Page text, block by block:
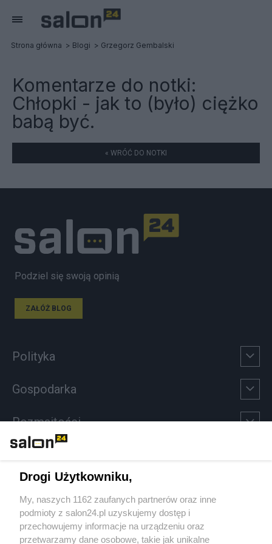
Strona główna Blogi Grzegorz Gembalski
Komentarze do notki:
Chłopki - jak to (było) ciężko
babą być.
« WRÓĆ DO NOTKI
Podziel się swoją opinią
ZAŁÓŻ BLOG
Polityka
Gospodarka
Rozmaitości
Sport
Społeczeństwo
Drogi Użytkowniku,
My, naszych 1162 zaufanych partnerów oraz inne
podmioty z salon24.pl uzyskujemy dostęp i
przechowujemy informacje na urządzeniu oraz
przetwarzamy dane osobowe, takie jak unikalne